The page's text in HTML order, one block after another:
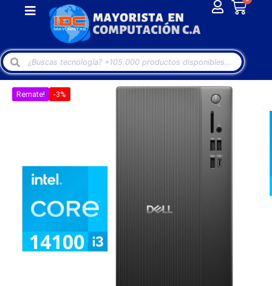
Remate! -3%